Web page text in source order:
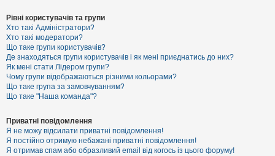
о
г
а
Рівні користувачів та групи
Хто такі Адміністратори?
Хто такі модератори?
Що таке групи користувачів?
Де знаходяться групи користувачів і як мені приєднатись до них?
Як мені стати Лідером групи?
Чому групи відображаються різними кольорами?
Що таке група за замовчуванням?
Що таке "Наша команда"?
Приватні повідомлення
Я не можу відсилати приватні повідомлення!
Я постійно отримую небажані приватні повідомлення!
Я отримав спам або образливий email від когось із цього форуму!